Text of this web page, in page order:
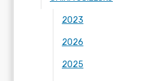
2023
2026
2025